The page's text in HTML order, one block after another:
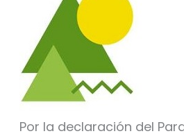
Por la declaración del